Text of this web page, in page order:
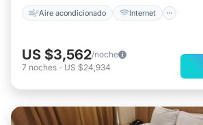
Aire acondicionado Internet
US $3,562/noche
7 noches - US $24,934